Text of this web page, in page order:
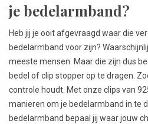
je bedelarmband?
Heb jij je ooit afgevraagd waar die
bedelarmband voor zijn?
meeste mensen. Maar die zijn dus
bedel of clip stopper op te dragen.
controle houdt. Met onze clips van
manieren om je bedelarmband in te
bedelarmband bepaal jij waar jouw